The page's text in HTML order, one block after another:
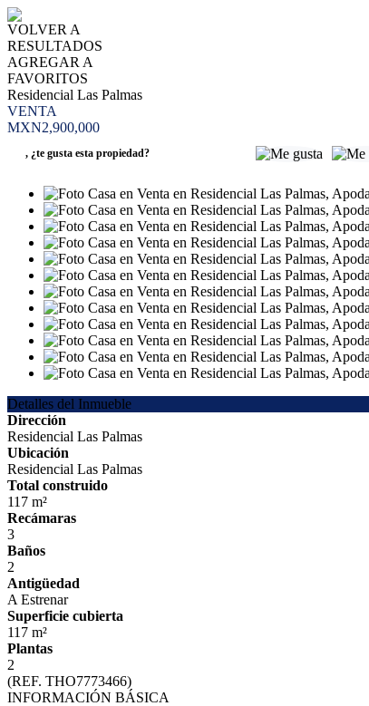
VOLVER A
RESULTADOS
AGREGAR A
FAVORITOS
Residencial Las Palmas
VENTA
MXN2,900,000
, ¿te gusta esta propiedad?
Detalles del Inmueble
Dirección
Residencial Las Palmas
Ubicación
Residencial Las Palmas
Total construido
117 m²
Recámaras
3
Baños
2
Antigüedad
A Estrenar
Superficie cubierta
117 m²
Plantas
2
(REF. THO7773466)
INFORMACIÓN BÁSICA